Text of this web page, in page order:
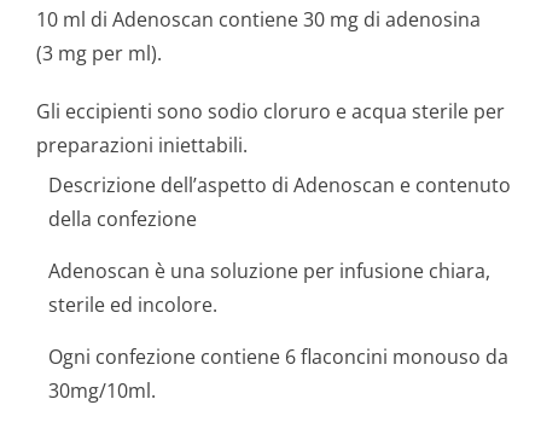
10 ml di Adenoscan contiene 30 mg di adenosina
(3 mg per ml).
Gli eccipienti sono sodio cloruro e acqua sterile per
preparazioni iniettabili.
Descrizione dell’aspetto di Adenoscan e contenuto
della confezione
Adenoscan è una soluzione per infusione chiara,
sterile ed incolore.
Ogni confezione contiene 6 flaconcini monouso da
30mg/10ml.